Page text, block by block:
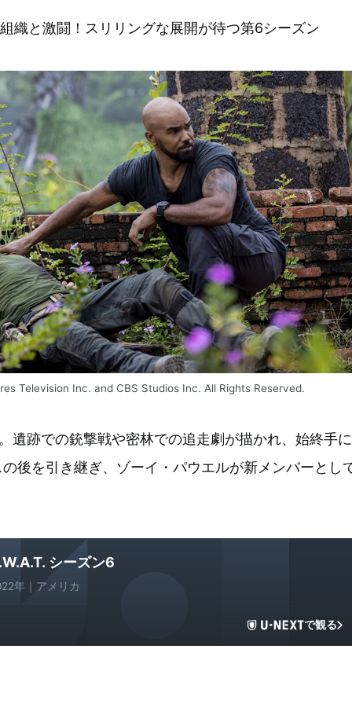
織と激闘！スリリングな展開が待つ第6シーズン
Television Inc. and CBS Studios Inc. All Rights Reserved.
遺跡での銃撃戦や密林での追走劇が描かれ、始終手に
後を引き継ぎ、ゾーイ・パウエルが新メンバーとし
シーズン6
年｜アメリカ
で観る